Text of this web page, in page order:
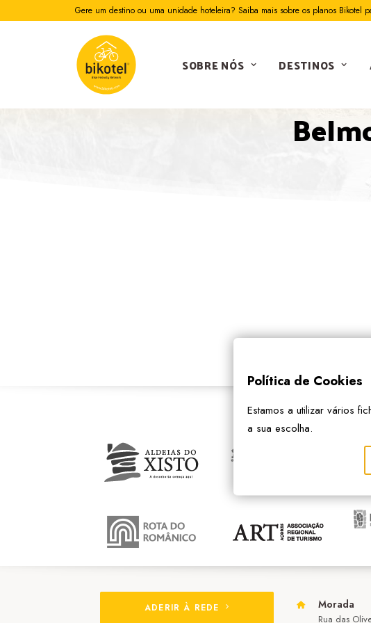
Gere um destino ou uma unidade hoteleira? Saiba mais sobre os planos Bikotel
SOBRE NÓS DESTINOS
ADERIR À REDE Morada
Rua das
Política de Cookies
Estamos a utilizar vários
a sua escolha.